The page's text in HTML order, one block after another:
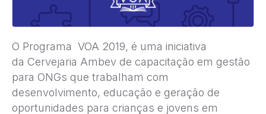
O Programa VOA 2019, é uma iniciativa
da Cervejaria Ambev de capacitação em gestão
para ONGs que trabalham com
desenvolvimento, educação e geração de
oportunidades para crianças e jovens em